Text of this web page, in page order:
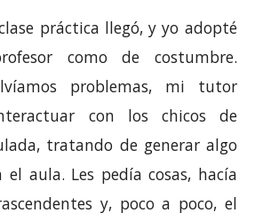
práctica llegó, y yo adopté
como de costumbre.
problemas, mi tutor
con los chicos de
tratando de generar algo
aula. Les pedía cosas, hacía
y, poco a poco, el